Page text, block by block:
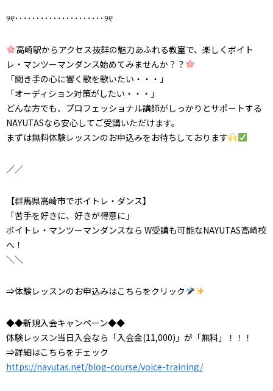
୨୧･････････････････････୨୧
高崎駅からアクセス抜群の魅力あふれる教室で、楽しくボイト
レ・マンツーマンダンス始めてみませんか？？
「聞き手の心に響く歌を歌いたい・・・」
「オーディション対策がしたい・・・」
どんな方でも、プロフェッショナル講師がしっかりとサポートする
NAYUTASなら安心してご受講いただけます。
まずは無料体験レッスンのお申込みをお待ちしております
／／
【群馬県高崎市でボイトレ・ダンス】
「苦手を好きに、好きが得意に」
ボイトレ・マンツーマンダンスなら W受講も可能なNAYUTAS高崎校
へ！
＼＼
⇒体験レッスンのお申込みはこちらをクリック
◆◆新規入会キャンペーン◆◆
体験レッスン当日入会なら「入会金(11,000)」が「無料」！！！
⇒詳細はこちらをチェック
https://nayutas.net/blog-course/voice-training/